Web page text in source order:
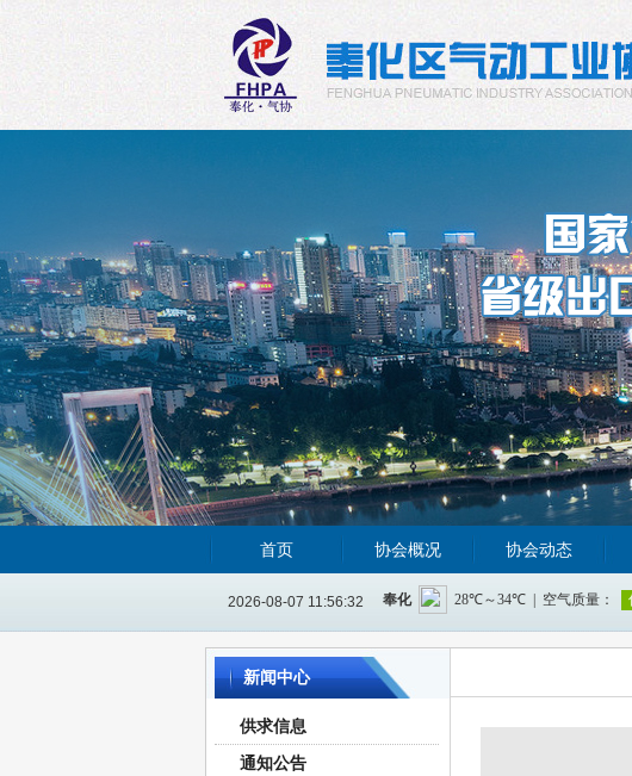
首页 协会概况 协会动态
2026-08-07 11:56:33
新闻中心
供求信息
通知公告